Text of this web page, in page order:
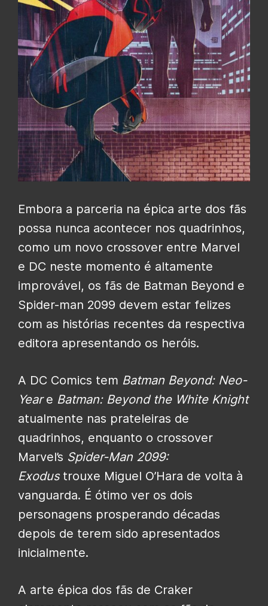
Embora a parceria na épica arte dos fãs
possa nunca acontecer nos quadrinhos,
como um novo crossover entre Marvel
e DC neste momento é altamente
improvável, os fãs de Batman Beyond e
Spider-man 2099 devem estar felizes
com as histórias recentes da respectiva
editora apresentando os heróis.
A DC Comics tem Batman Beyond: Neo-
Yeare Batman: Beyond the White Knight
atualmente nas prateleiras de
quadrinhos, enquanto o crossover
Marvel’s Spider-Man 2099:
Exodustrouxe Miguel O’Hara de volta à
vanguarda. É ótimo ver os dois
personagens prosperando décadas
depois de terem sido apresentados
inicialmente.
A arte épica dos fãs de Craker